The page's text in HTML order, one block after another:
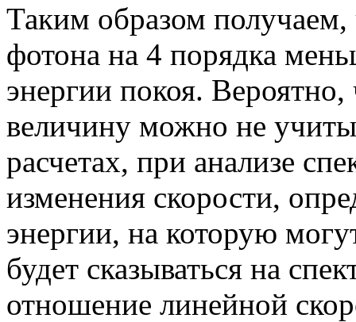
Таким образом получаем,
фотона на 4 порядка
энергии покоя.
величину можно не
расчетах, при анализе
изменения скорости,
энергии, на которую
будет сказываться на
отношение линейной